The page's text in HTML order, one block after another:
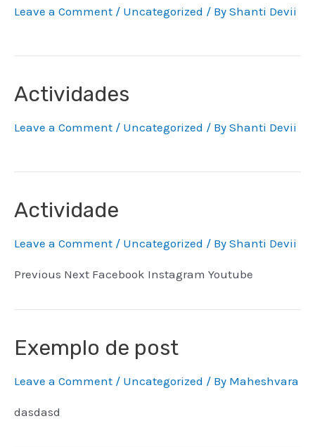
Leave a Comment / Uncategorized / By Shanti Devii
Actividades
Leave a Comment / Uncategorized / By Shanti Devii
Actividade
Leave a Comment / Uncategorized / By Shanti Devii
Previous Next Facebook Instagram Youtube
Exemplo de post
Leave a Comment / Uncategorized / By Maheshvara
dasdasd